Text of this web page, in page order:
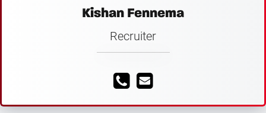
Kishan Fennema
Recruiter